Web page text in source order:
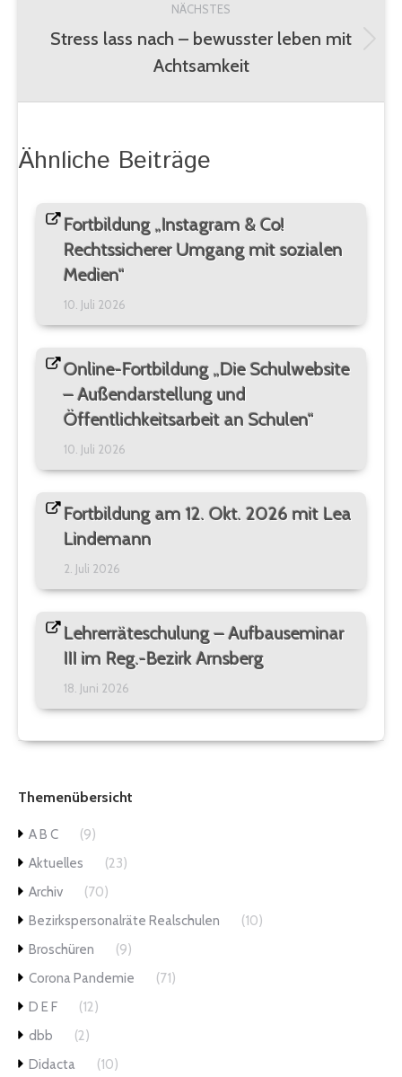
NÄCHSTES
Nächster
Beitrag:
Stress lass nach – bewusster leben mit
Achtsamkeit
Ähnliche Beiträge
Fortbildung „Instagram & Co!
Rechtssicherer Umgang mit sozialen
Medien“
10. Juli 2026
Online-Fortbildung „Die Schulwebsite
– Außendarstellung und
Öffentlichkeitsarbeit an Schulen“
10. Juli 2026
Fortbildung am 12. Okt. 2026 mit Lea
Lindemann
2. Juli 2026
Lehrerräteschulung – Aufbauseminar
III im Reg.-Bezirk Arnsberg
18. Juni 2026
Themenübersicht
A B C
(9)
Aktuelles
(23)
Archiv
(70)
Bezirkspersonalräte Realschulen
(10)
Broschüren
(9)
Corona Pandemie
(71)
D E F
(12)
dbb
(2)
Didacta
(10)